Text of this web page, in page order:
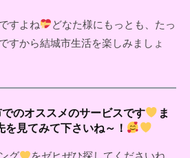
すよね
どなた様にもっとも、たっ
すから結城市生活を楽しみましょ
のオススメのサービスです
ま
見てみて下さいね～！